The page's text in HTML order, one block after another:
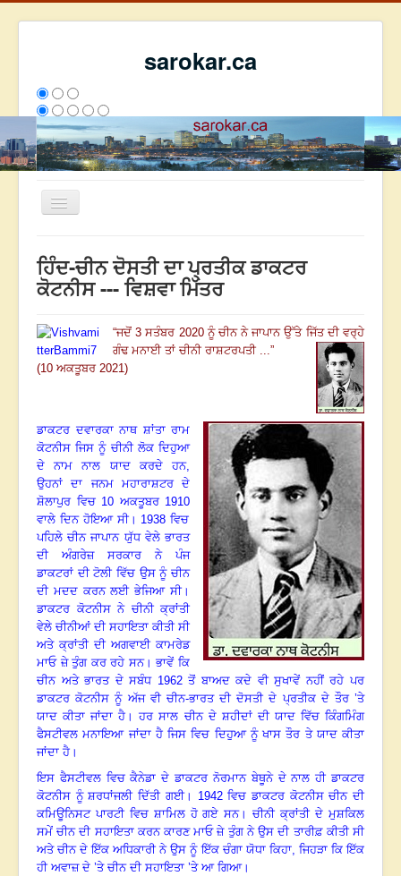
sarokar.ca
Toggle
ਰਚਨਾਵਾਂ
ਸੰਪਰਕ
We have 304 guests and no members online
ਇਸ ਮਹੀਨੇ44911
ਹਿੰਦ-ਚੀਨ ਦੋਸਤੀ ਦਾ ਪ੍ਰਤੀਕ ਡਾਕਟਰ
ਕੋਟਨੀਸ --- ਵਿਸ਼ਵਾ ਮਿੱਤਰ
“ਜਦੋਂ3 ਸਤੰਬਰ 2020ਨੂੰ ਚੀਨ ਨੇ ਜਾਪਾਨ ਉੱਤੇ ਜਿੱਤ ਦੀ ਵਰ੍ਹੇ
ਗੰਢ ਮਨਾਈ ਤਾਂ ਚੀਨੀ ਰਾਸ਼ਟਰਪਤੀ ...”
(10 ਅਕਤੂਬਰ 2021)
ਡਾਕਟਰ ਦਵਾਰਕਾ ਨਾਥ ਸ਼ਾਂਤਾ ਰਾਮ
ਕੋਟਨੀਸ ਜਿਸ ਨੂੰ ਚੀਨੀ ਲੋਕ ਦਿਹੁਆ
ਦੇ ਨਾਮ ਨਾਲ ਯਾਦ ਕਰਦੇ ਹਨ,
ਉਹਨਾਂ ਦਾ ਜਨਮ ਮਹਾਰਾਸ਼ਟਰ ਦੇ
ਸ਼ੋਲਾਪੁਰ ਵਿਚ 10 ਅਕਤੂਬਰ 1910
ਵਾਲੇ ਦਿਨ ਹੋਇਆ ਸੀ। 1938 ਵਿਚ
ਪਹਿਲੇ ਚੀਨ ਜਾਪਾਨ ਯੁੱਧ ਵੇਲੇ ਭਾਰਤ
ਦੀ ਅੰਗਰੇਜ਼ ਸਰਕਾਰ ਨੇ ਪੰਜ
ਡਾਕਟਰਾਂ ਦੀ ਟੋਲੀ ਵਿੱਚ ਉਸ ਨੂੰ ਚੀਨ
ਦੀ ਮਦਦ ਕਰਨ ਲਈ ਭੇਜਿਆ ਸੀ।
ਡਾਕਟਰ ਕੋਟਨੀਸ ਨੇ ਚੀਨੀ ਕ੍ਰਾਂਤੀ
ਵੇਲੇ ਚੀਨੀਆਂ ਦੀ ਸਹਾਇਤਾ ਕੀਤੀ ਸੀ
ਅਤੇ ਕ੍ਰਾਂਤੀ ਦੀ ਅਗਵਾਈ ਕਾਮਰੇਡ
ਮਾਓ ਜ਼ੇ ਤੁੰਗ ਕਰ ਰਹੇ ਸਨ। ਭਾਵੇਂ ਕਿ
ਚੀਨ ਅਤੇ ਭਾਰਤ ਦੇ ਸਬੰਧ 1962ਤੋਂ ਬਾਅਦ ਕਦੇ ਵੀ ਸੁਖਾਵੇਂ ਨਹੀਂ ਰਹੇ ਪਰ
ਡਾਕਟਰ ਕੋਟਨੀਸ ਨੂੰ ਅੱਜ ਵੀ ਚੀਨ-ਭਾਰਤ ਦੀ ਦੋਸਤੀ ਦੇ ਪ੍ਰਤੀਕ ਦੇ ਤੌਰ ’ਤੇ
ਯਾਦ ਕੀਤਾ ਜਾਂਦਾ ਹੈ। ਹਰ ਸਾਲ ਚੀਨ ਦੇ ਸ਼ਹੀਦਾਂ ਦੀ ਯਾਦ ਵਿੱਚ ਕਿੰਗਮਿੰਗ
ਫੈਸਟੀਵਲ ਮਨਾਇਆ ਜਾਂਦਾ ਹੈ ਜਿਸ ਵਿਚ ਦਿਹੁਆ ਨੂੰ ਖਾਸ ਤੌਰ ਤੇ ਯਾਦ ਕੀਤਾ
ਜਾਂਦਾ ਹੈ।
ਇਸ ਫੈਸਟੀਵਲ ਵਿਚ ਕੈਨੇਡਾ ਦੇ ਡਾਕਟਰ ਨੋਰਮਾਨ ਬੇਥੂਨੇ ਦੇ ਨਾਲ ਹੀ ਡਾਕਟਰ
ਕੋਟਨੀਸ ਨੂੰ ਸ਼ਰਧਾਂਜਲੀ ਦਿੱਤੀ ਗਈ। 1942ਵਿਚ ਡਾਕਟਰ ਕੋਟਨੀਸ ਚੀਨ ਦੀ
ਕਮਿਊਨਿਸਟ ਪਾਰਟੀ ਵਿਚ ਸ਼ਾਮਿਲ ਹੋ ਗਏ ਸਨ। ਚੀਨੀ ਕ੍ਰਾਂਤੀ ਦੇ ਮੁਸ਼ਕਿਲ
ਸਮੇਂ ਚੀਨ ਦੀ ਸਹਾਇਤਾ ਕਰਨ ਕਾਰਣ ਮਾਓ ਜ਼ੇ ਤੁੰਗ ਨੇ ਉਸ ਦੀ ਤਾਰੀਫ਼ ਕੀਤੀ ਸੀ
ਅਤੇ ਚੀਨ ਦੇ ਇੱਕ ਅਧਿਕਾਰੀ ਨੇ ਉਸ ਨੂੰ ਇੱਕ ਚੰਗਾ ਯੋਧਾ ਕਿਹਾ, ਜਿਹੜਾ ਕਿ ਇੱਕ
ਹੀ ਅਵਾਜ਼ ਦੇ ’ਤੇ ਚੀਨ ਦੀ ਸਹਾਇਤਾ ’ਤੇ ਆ ਗਿਆ।